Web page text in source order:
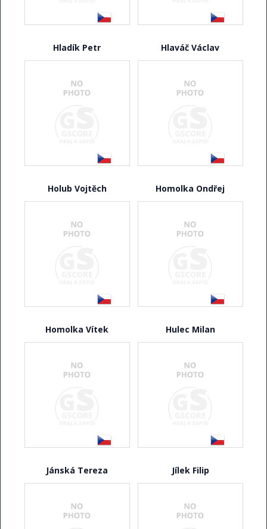
Hladík Petr Hlaváč Václav
Holub Vojtěch Homolka Ondřej
Homolka Vítek Hulec Milan
Jánská Tereza Jílek Filip